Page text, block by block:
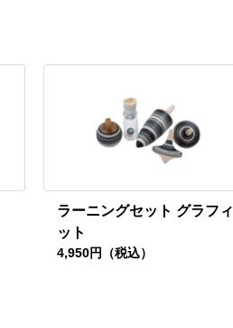
ラーニングセット グラフィ
ット
4,950円（税込）